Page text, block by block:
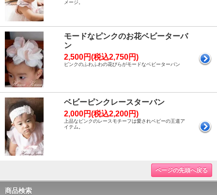
メージ。
モードなピンクのお花ベビーターバ
ン
2,500円(税込2,750円)
ピンクのふわふわの花びらがモードなベビーターバン
ベビーピンクレースターバン
2,000円(税込2,200円)
上品なピンクのレースモチーフは愛されベビーの王道ア
イテム。
ページの先頭へ戻る
商品検索